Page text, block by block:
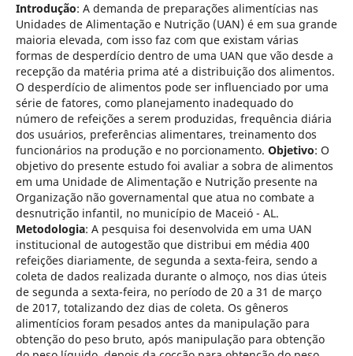
Introdução: A demanda de preparações alimentícias nas
Unidades de Alimentação e Nutrição (UAN) é em sua grande
maioria elevada, com isso faz com que existam várias
formas de desperdício dentro de uma UAN que vão desde a
recepção da matéria prima até a distribuição dos alimentos.
O desperdício de alimentos pode ser influenciado por uma
série de fatores, como planejamento inadequado do
número de refeições a serem produzidas, frequência diária
dos usuários, preferências alimentares, treinamento dos
funcionários na produção e no porcionamento. Objetivo: O
objetivo do presente estudo foi avaliar a sobra de alimentos
em uma Unidade de Alimentação e Nutrição presente na
Organização não governamental que atua no combate a
desnutrição infantil, no município de Maceió - AL.
Metodologia: A pesquisa foi desenvolvida em uma UAN
institucional de autogestão que distribui em média 400
refeições diariamente, de segunda a sexta-feira, sendo a
coleta de dados realizada durante o almoço, nos dias úteis
de segunda a sexta-feira, no período de 20 a 31 de março
de 2017, totalizando dez dias de coleta. Os gêneros
alimentícios foram pesados antes da manipulação para
obtenção do peso bruto, após manipulação para obtenção